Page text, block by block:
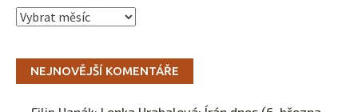
Archivy
NEJNOVĚJŠÍ KOMENTÁŘE